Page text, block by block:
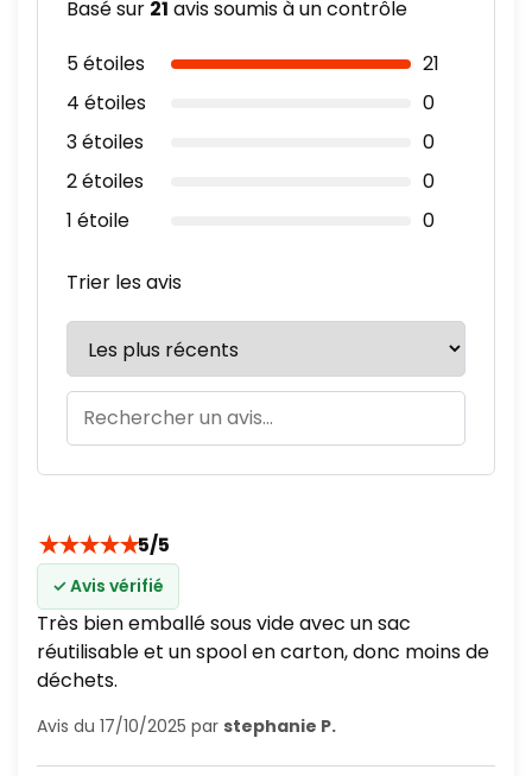
Basé sur 21 avis soumis à un contrôle
5 étoiles
21
4 étoiles
0
3 étoiles
0
2 étoiles
0
1 étoile
0
Trier les avis
★★★★★5/5
✓ Avis vérifié
Très bien emballé sous vide avec un sac
réutilisable et un spool en carton, donc moins de
déchets.
Avis du 17/10/2025 par stephanie P.